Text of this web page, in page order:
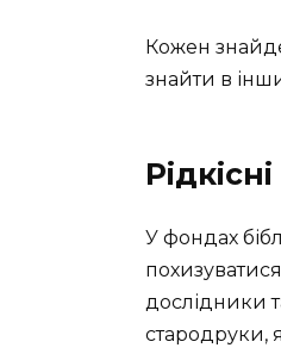
Кожен
знайти в
У фондах
дослідники
стародруки,